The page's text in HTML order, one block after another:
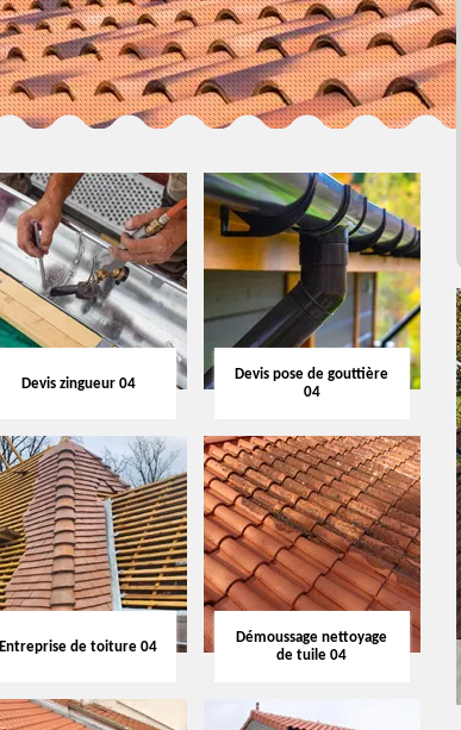
Devis zingueur 04
Devis pose de gouttière
04
Entreprise de toiture 04
Démoussage nettoyage
de tuile 04